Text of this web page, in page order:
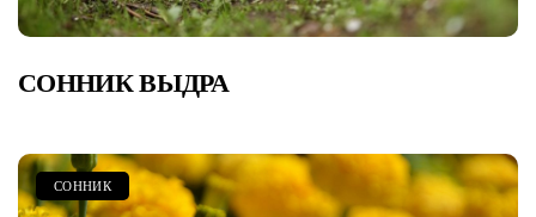
СОННИК ВЫДРА
СОННИК